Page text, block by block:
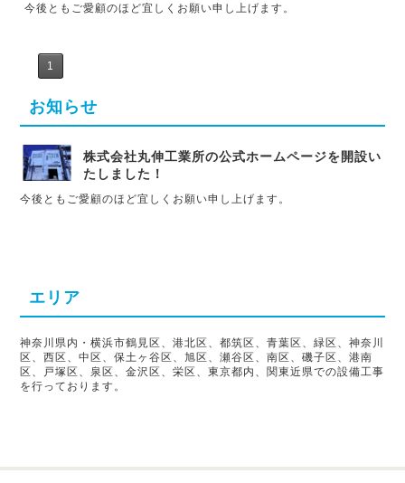
今後ともご愛顧のほど宜しくお願い申し上げます。
1
お知らせ
株式会社丸伸工業所の公式ホームページを開設い
たしました！
今後ともご愛顧のほど宜しくお願い申し上げます。
エリア
神奈川県内・横浜市鶴見区、港北区、都筑区、青葉区、緑区、神奈川
区、西区、中区、保土ヶ谷区、旭区、瀬谷区、南区、磯子区、港南
区、戸塚区、泉区、金沢区、栄区、東京都内、関東近県での設備工事
を行っております。